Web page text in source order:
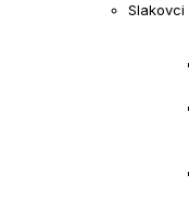
Slakovci